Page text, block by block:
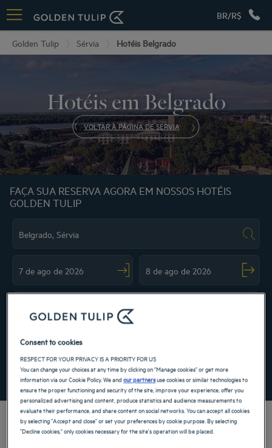
BR/R$
Golden Tulip Sérvia Hotéis Belgrado
Hotéis em Belgrado
VOLTAR À PÁGINA DE SÉRVIA
FAÇA SUA RESERVA AGORA EM NOSSOS HOTÉIS
GOLDEN TULIP
Navigate forward to interact with the calendar and select a date. Press the
Navigate backward to interact with the
PROCURAR
Adicionar código especial
Consent to cookies
RESPECT FOR YOUR PRIVACY IS A PRIORITY FOR US
You can change your choices at any time by clicking on "Manage cookies" or get more
information via our Cookie Policy. We andour partnersuse cookies or similar technologies to
ensure the proper functioning and security of the site, improve your experience, offer you
personalized advertising and content, produce statistics and audience measurements to
evaluate their performance, and share content on social networks. You can accept all cookies
by selecting "Accept and close" or set your preferences by cookie purpose. By selecting
"Decline cookies," only cookies necessary for the site's operation will be placed.